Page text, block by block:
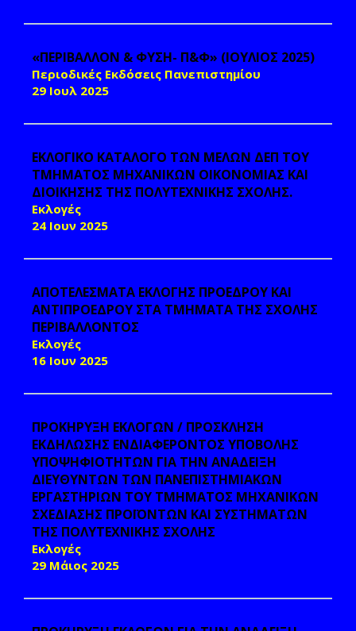
«ΠΕΡΙΒΑΛΛΟΝ & ΦΥΣΗ- Π&Φ» (ΙΟΥΛΙΟΣ 2025)
Περιοδικές Εκδόσεις Πανεπιστημίου
29 Ιουλ 2025
ΕΚΛΟΓΙΚΟ ΚΑΤΑΛΟΓΟ ΤΩΝ ΜΕΛΩΝ ΔΕΠ ΤΟΥ
ΤΜΗΜΑΤΟΣ ΜΗΧΑΝΙΚΩΝ ΟΙΚΟΝΟΜΙΑΣ ΚΑΙ
ΔΙΟΙΚΗΣΗΣ ΤΗΣ ΠΟΛΥΤΕΧΝΙΚΗΣ ΣΧΟΛΗΣ.
Εκλογές
24 Ιουν 2025
ΑΠΟΤΕΛΕΣΜΑΤΑ ΕΚΛΟΓΗΣ ΠΡΟΕΔΡΟΥ ΚΑΙ
ΑΝΤΙΠΡΟΕΔΡΟΥ ΣΤΑ ΤΜΗΜΑΤΑ ΤΗΣ ΣΧΟΛΗΣ
ΠΕΡΙΒΑΛΛΟΝΤΟΣ
Εκλογές
16 Ιουν 2025
ΠΡΟΚΗΡΥΞΗ ΕΚΛΟΓΩΝ / ΠΡΟΣΚΛΗΣΗ
ΕΚΔΗΛΩΣΗΣ ΕΝΔΙΑΦΕΡΟΝΤΟΣ ΥΠΟΒΟΛΗΣ
ΥΠΟΨΗΦΙΟΤΗΤΩΝ ΓΙΑ ΤΗΝ ΑΝΑΔΕΙΞΗ
ΔΙΕΥΘΥΝΤΩΝ ΤΩΝ ΠΑΝΕΠΙΣΤΗΜΙΑΚΩΝ
ΕΡΓΑΣΤΗΡΙΩΝ ΤΟΥ ΤΜΗΜΑΤΟΣ ΜΗΧΑΝΙΚΩΝ
ΣΧΕΔΙΑΣΗΣ ΠΡΟΪΟΝΤΩΝ ΚΑΙ ΣΥΣΤΗΜΑΤΩΝ
ΤΗΣ ΠΟΛΥΤΕΧΝΙΚΗΣ ΣΧΟΛΗΣ
Εκλογές
29 Μάιος 2025